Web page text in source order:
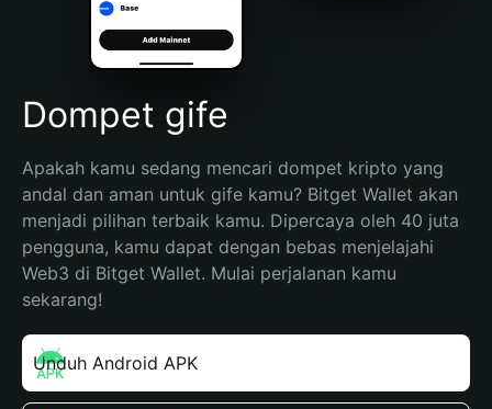
Português (Brasil)
Español (Argentina)
Dompet gife
Apakah kamu sedang mencari dompet kripto yang
andal dan aman untuk gife kamu? Bitget Wallet akan
menjadi pilihan terbaik kamu. Dipercaya oleh 40 juta
pengguna, kamu dapat dengan bebas menjelajahi
Web3 di Bitget Wallet. Mulai perjalanan kamu
sekarang!
Unduh Android APK